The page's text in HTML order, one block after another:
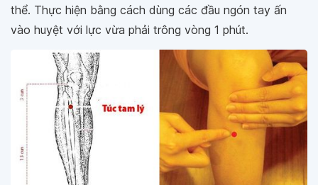
thể. Thực hiện bằng cách dùng các đầu ngón tay ấn
vào huyệt với lực vừa phải trông vòng 1 phút.